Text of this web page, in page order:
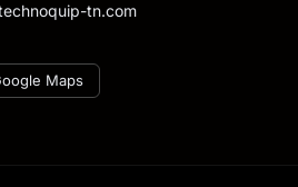
tn.com
Maps